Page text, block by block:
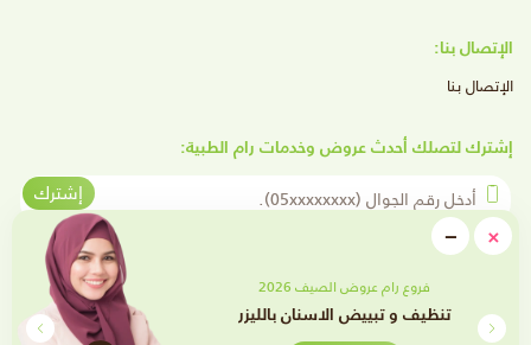
×
close−
Minimize
فروع رام عروض الصيف 2026
تقويم الأسنان
الإتصال بنا:
الإتصال بنا
إشترك لتصلك أحدث عروض وخدمات رام الطبية:
أدخل رقم الجوال
إشترك